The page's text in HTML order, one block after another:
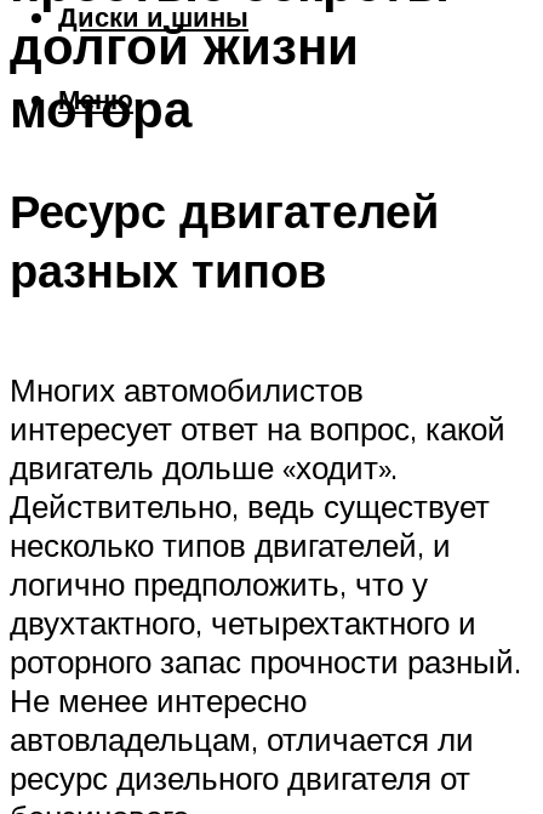
Диски и шины
Меню
долгой жизни
мотора
Ресурс двигателей
разных типов
Многих автомобилистов
интересует ответ на вопрос, какой
двигатель дольше «ходит».
Действительно, ведь существует
несколько типов двигателей, и
логично предположить, что у
двухтактного, четырехтактного и
роторного запас прочности разный.
Не менее интересно
автовладельцам, отличается ли
ресурс дизельного двигателя от